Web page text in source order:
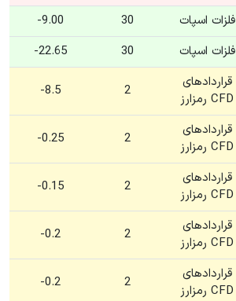
فلزات اسپات 30
9.00-
فلزات اسپات 30
22.65-
قراردادهای
CFD رمزارز
2
8.5-
قراردادهای
CFD رمزارز
2
0.25-
قراردادهای
CFD رمزارز
2
0.15-
قراردادهای
CFD رمزارز
2
0.2-
قراردادهای
CFD رمزارز
2
0.2-